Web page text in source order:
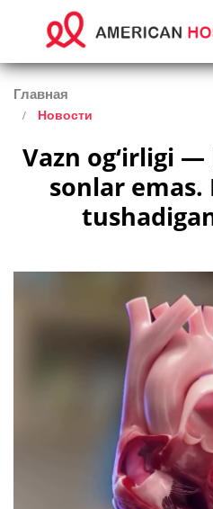
Главная
Новости
Vazn og‘irligi
sonlar